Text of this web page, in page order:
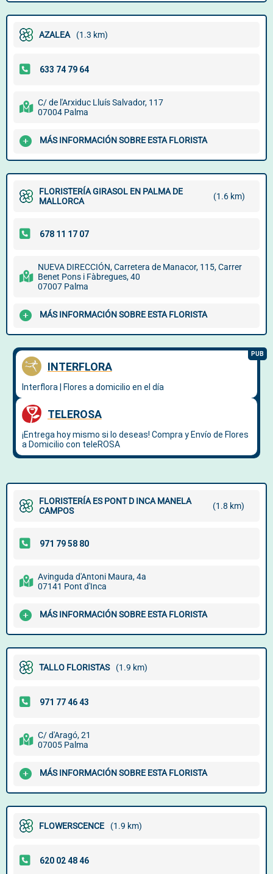
AZALEA (1.3 km)
C/ de l'Arxiduc Lluís Salvador, 117
07004 Palma
MÁS INFORMACIÓN SOBRE ESTA FLORISTA
FLORISTERÍA GIRASOL EN PALMA DE
MALLORCA
(1.6 km)
NUEVA DIRECCIÓN, Carretera de Manacor, 115, Carrer
Benet Pons i Fàbregues, 40
07007 Palma
MÁS INFORMACIÓN SOBRE ESTA FLORISTA
FLORISTERÍA ES PONT D INCA MANELA
CAMPOS
(1.8 km)
Avinguda d'Antoni Maura, 4a
07141 Pont d'Inca
MÁS INFORMACIÓN SOBRE ESTA FLORISTA
TALLO FLORISTAS (1.9 km)
C/ d'Aragó, 21
07005 Palma
MÁS INFORMACIÓN SOBRE ESTA FLORISTA
FLOWERSCENCE (1.9 km)